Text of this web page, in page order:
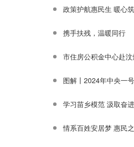
政策护航惠民生 暖心
携手扶残，温暖同行
市住房公积金中心赴
图解丨2024年中央一
学习苗乡模范 汲取奋
情系百姓安居梦 惠民